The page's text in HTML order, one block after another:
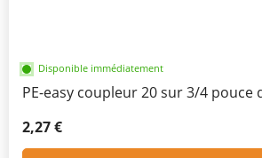
Disponible immédiatement
PE-easy coupleur 20 sur 3/4 pouce
2,27 €